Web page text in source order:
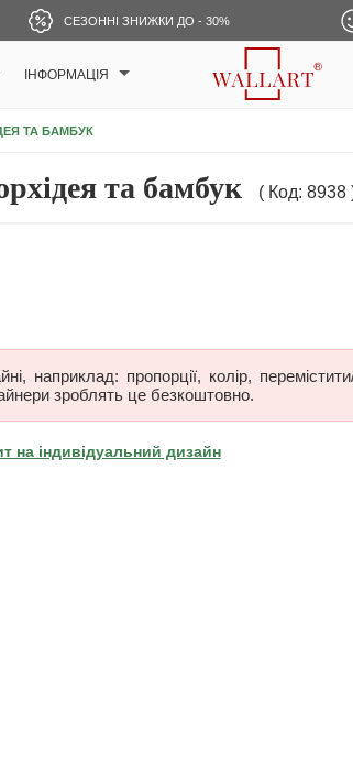
СЕЗОННІ ЗНИЖКИ ДО - 30%
ІНФОРМАЦІЯ
ТА БАМБУК
та бамбук ( Код: 8938
наприклад: пропорції, колір,
зроблять це безкоштовно.
на індивідуальний дизайн